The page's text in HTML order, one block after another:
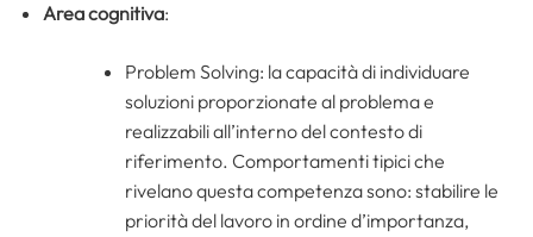
Area cognitiva:
Problem Solving: la capacità di individuare
soluzioni proporzionate al problema e
realizzabili all’interno del contesto di
riferimento. Comportamenti tipici che
rivelano questa competenza sono: stabilire le
priorità del lavoro in ordine d’importanza,